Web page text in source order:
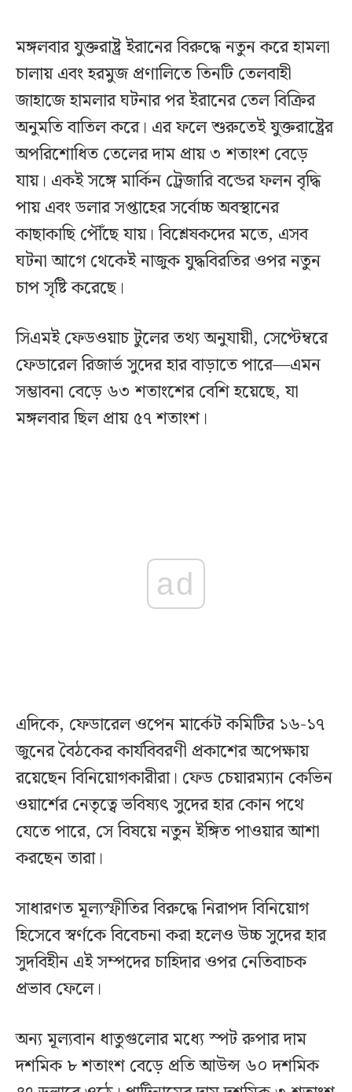
মঙ্গলবার যুক্তরাষ্ট্র ইরানের বিরুদ্ধে নতুন করে হামলা
চালায় এবং হরমুজ প্রণালিতে তিনটি তেলবাহী
জাহাজে হামলার ঘটনার পর ইরানের তেল বিক্রির
অনুমতি বাতিল করে। এর ফলে শুরুতেই যুক্তরাষ্ট্রের
অপরিশোধিত তেলের দাম প্রায় ৩ শতাংশ বেড়ে
যায়। একই সঙ্গে মার্কিন ট্রেজারি বন্ডের ফলন বৃদ্ধি
পায় এবং ডলার সপ্তাহের সর্বোচ্চ অবস্থানের
কাছাকাছি পৌঁছে যায়। বিশ্লেষকদের মতে, এসব
ঘটনা আগে থেকেই নাজুক যুদ্ধবিরতির ওপর নতুন
চাপ সৃষ্টি করেছে।
সিএমই ফেডওয়াচ টুলের তথ্য অনুযায়ী, সেপ্টেম্বরে
ফেডারেল রিজার্ভ সুদের হার বাড়াতে পারে—এমন
সম্ভাবনা বেড়ে ৬৩ শতাংশের বেশি হয়েছে, যা
মঙ্গলবার ছিল প্রায় ৫৭ শতাংশ।
ad
এদিকে, ফেডারেল ওপেন মার্কেট কমিটির ১৬-১৭
জুনের বৈঠকের কার্যবিবরণী প্রকাশের অপেক্ষায়
রয়েছেন বিনিয়োগকারীরা। ফেড চেয়ারম্যান কেভিন
ওয়ার্শের নেতৃত্বে ভবিষ্যৎ সুদের হার কোন পথে
যেতে পারে, সে বিষয়ে নতুন ইঙ্গিত পাওয়ার আশা
করছেন তারা।
সাধারণত মূল্যস্ফীতির বিরুদ্ধে নিরাপদ বিনিয়োগ
হিসেবে স্বর্ণকে বিবেচনা করা হলেও উচ্চ সুদের হার
সুদবিহীন এই সম্পদের চাহিদার ওপর নেতিবাচক
প্রভাব ফেলে।
অন্য মূল্যবান ধাতুগুলোর মধ্যে স্পট রুপার দাম
দশমিক ৮ শতাংশ বেড়ে প্রতি আউন্স ৬০ দশমিক